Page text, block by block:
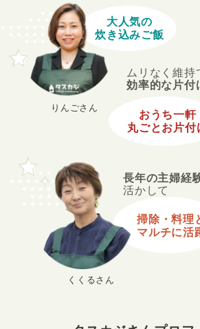
くくるさん
長年の主婦経
活かして
掃除・料理
マルチに活
りんごさん
大人気の
炊き込みご飯
ムリなく維持
効率的な片付
おうち一軒
丸ごとお片付